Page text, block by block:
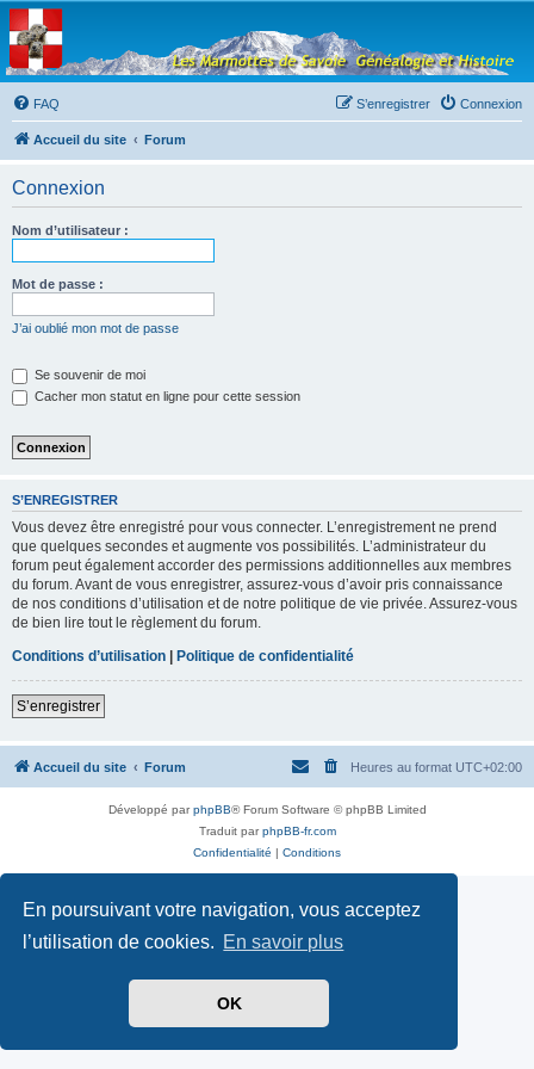
En poursuivant votre navigation, vous acceptez
l’utilisation de cookies. En savoir plus
OK
Les Marmottes de
Savoie
Forum d'entraide généalogique
FAQ
Connexion
S’enregistrer
Accueil du site Forum
Connexion
Nom d’utilisateur :
Mot de passe :
J’ai oublié mon mot de passe
Se souvenir de moi
Cacher mon statut en ligne pour cette session
S’ENREGISTRER
Vous devez être enregistré pour vous connecter. L’enregistrement ne prend
que quelques secondes et augmente vos possibilités. L’administrateur du
forum peut également accorder des permissions additionnelles aux membres
du forum. Avant de vous enregistrer, assurez-vous d’avoir pris connaissance
de nos conditions d’utilisation et de notre politique de vie privée. Assurez-vous
de bien lire tout le règlement du forum.
Conditions d’utilisation
Politique de confidentialité
S’enregistrer
Accueil du site Forum Heures au format UTC+02:00
Développé parphpBB® Forum Software © phpBB Limited
Traduit parphpBB-fr.com
Confidentialité | Conditions